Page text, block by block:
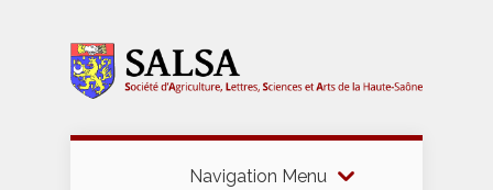
Navigation Menu